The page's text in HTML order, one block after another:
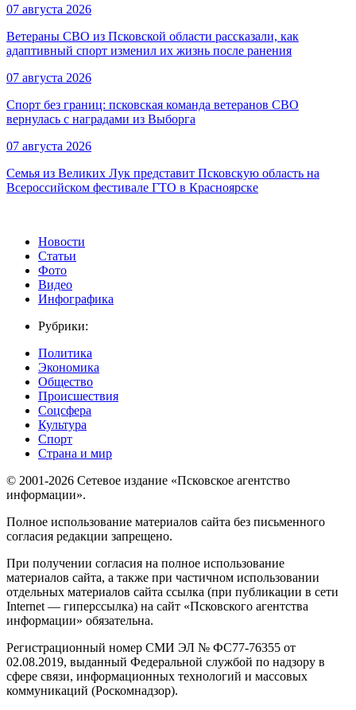
07 августа 2026
Ветераны СВО из Псковской области рассказали, как
адаптивный спорт изменил их жизнь после ранения
07 августа 2026
Спорт без границ: псковская команда ветеранов СВО
вернулась с наградами из Выборга
07 августа 2026
Семья из Великих Лук представит Псковскую область на
Всероссийском фестивале ГТО в Красноярске
Новости
Статьи
Фото
Видео
Инфографика
Рубрики:
Политика
Экономика
Общество
Происшествия
Соцсфера
Культура
Спорт
Страна и мир
© 2001-2026 Сетевое издание «Псковское агентство
информации».
Полное использование материалов сайта без письменного
согласия редакции запрещено.
При получении согласия на полное использование
материалов сайта, а также при частичном использовании
отдельных материалов сайта ссылка (при публикации в сети
Internet — гиперссылка) на сайт «Псковского агентства
информации» обязательна.
Регистрационный номер СМИ ЭЛ № ФС77-76355 от
02.08.2019, выданный Федеральной службой по надзору в
сфере связи, информационных технологий и массовых
коммуникаций (Роскомнадзор).